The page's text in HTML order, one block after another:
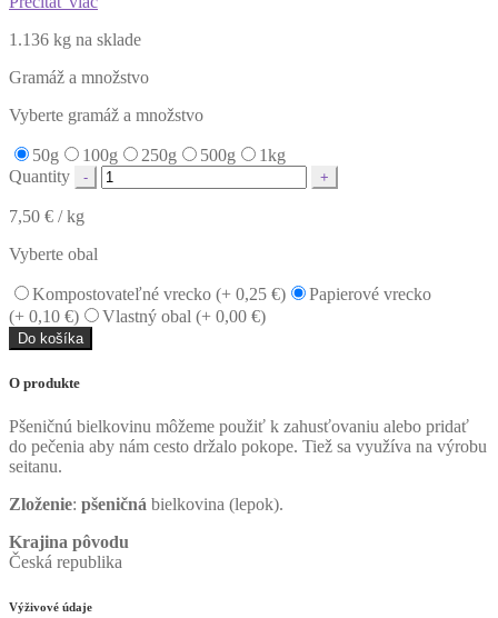
1.136 kg na sklade
Gramáž a množstvo
Vyberte gramáž a množstvo
50g 100g 250g 500g
1kg
Quantity
7,50 € / kg
Vyberte obal
Kompostovateľné vrecko (+ 0,25 €)
Papierové vrecko
(+ 0,10 €) Vlastný obal (+ 0,00 €)
Do košíka
O produkte
Pšeničnú bielkovinu môžeme použiť k zahusťovaniu alebo pridať
do pečenia aby nám cesto držalo pokope. Tiež sa využíva na výrobu
seitanu.
Zloženie: pšeničná bielkovina (lepok).
Krajina pôvodu
Česká republika
Výživové údaje